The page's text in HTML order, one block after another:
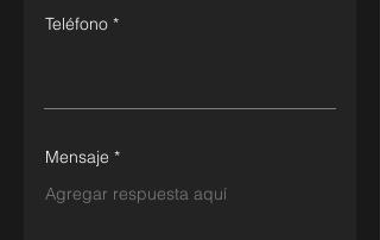
Teléfono
Mensaje